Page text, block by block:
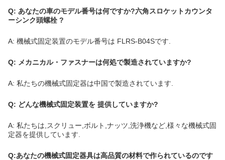
Q: あなたの車のモデル番号は何ですか?六角スロケットカウンタ
ーシンク頭螺栓 ?
A: 機械式固定装置のモデル番号は FLRS-B04Sです.
Q: メカニカル・ファスナーは何処で製造されていますか?
A: 私たちの機械式固定器は中国で製造されています.
Q: どんな機械式固定装置を 提供していますか?
A: 私たちは,スクリュー,ボルト,ナッツ,洗浄機など,様々な機械式固
定器を提供しています.
Q:あなたの機械式固定器具は高品質の材料で作られているのです